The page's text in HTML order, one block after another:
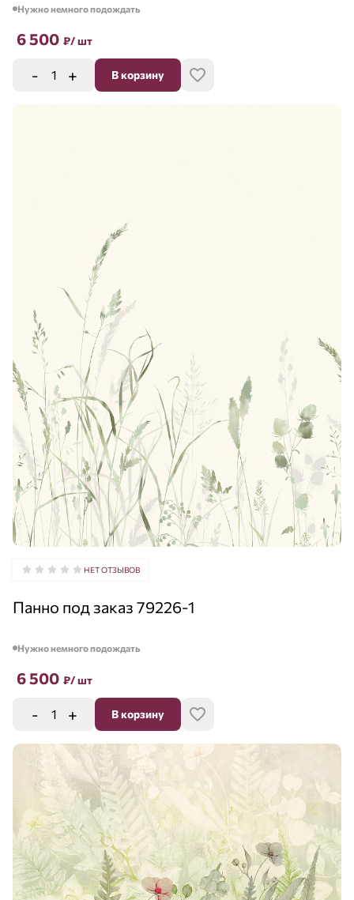
Нужно немного подождать
6 500 ₽/ шт
- + В корзину
НЕТ ОТЗЫВОВ
Панно под заказ 79226-1
Нужно немного подождать
6 500 ₽/ шт
- + В корзину